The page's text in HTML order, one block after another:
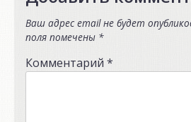
Ваш адрес email не будет
поля помечены *
Комментарий *